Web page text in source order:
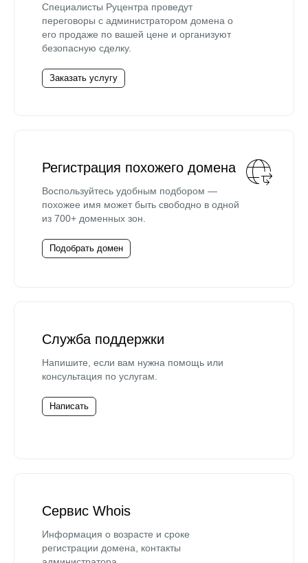
Специалисты Руцентра проведут
переговоры с администратором домена о
его продаже по вашей цене и организуют
безопасную сделку.
Заказать услугу
Регистрация похожего домена
Воспользуйтесь удобным подбором —
похожее имя может быть свободно в одной
из 700+ доменных зон.
Подобрать домен
Служба поддержки
Напишите, если вам нужна помощь или
консультация по услугам.
Написать
Сервис Whois
Информация о возрасте и сроке
регистрации домена, контакты